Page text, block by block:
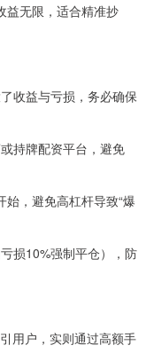
益无限，适合精准抄
收益与亏损，务必确保
持牌配资平台，避免
，避免高杠杆导致“爆
损10%强制平仓），防
用户，实则通过高额手